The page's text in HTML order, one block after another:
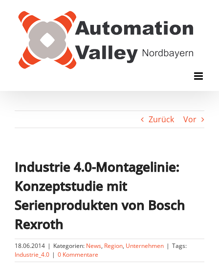
Inhalt
springen
Zurück Vor
Industrie 4.0-Montagelinie:
Konzeptstudie mit
Serienprodukten von Bosch
Rexroth
18.06.2014 | Kategorien: News, Region, Unternehmen | Tags:
Industrie_4.0 | 0 Kommentare